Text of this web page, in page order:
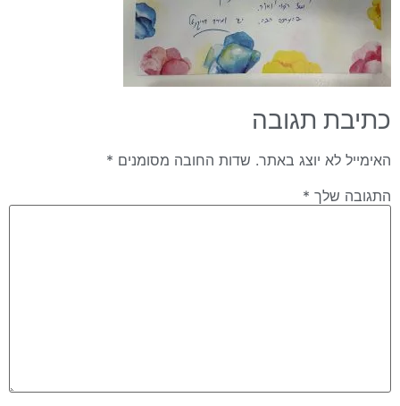
כתיבת תגובה
האימייל לא יוצג באתר. שדות החובה מסומנים *
התגובה שלך *